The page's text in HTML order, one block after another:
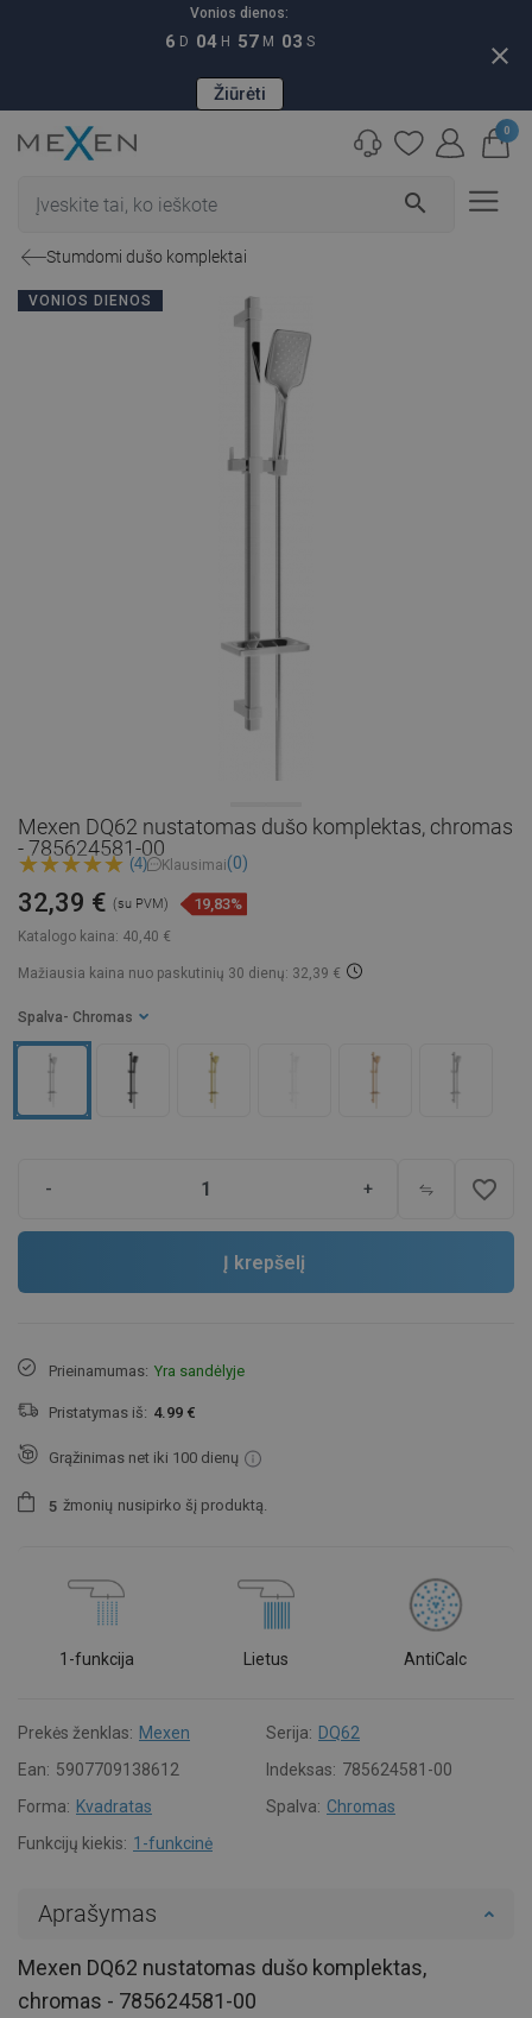
Vonios dienos:
6 D 04 H 57 M 02 S
Žiūrėti
close
search
0
Stumdomi dušo komplektai
VONIOS DIENOS
Mexen DQ62 nustatomas dušo komplektas, chromas
- 785624581-00
(4) Klausimai(0)
Katalogo kaina: 40,40 €
32,39 € (su PVM) 19,83%
Mažiausia kaina nuo paskutinių 30 dienų: 32,39 €
Spalva - Chromas
- + favorite_border
Į krepšelį
Prieinamumas: Yra sandėlyje
Pristatymas iš: 4.99 €
Grąžinimas net iki 100 dienų
5 žmonių nusipirko šį produktą.
1-funkcija Lietus AntiCalc
Prekės ženklas: Mexen Serija: DQ62
Ean: 5907709138612 Indeksas: 785624581-00
Forma: Kvadratas Spalva: Chromas
Funkcijų kiekis: 1-funkcinė
Aprašymas
Mexen DQ62 nustatomas dušo komplektas,
chromas - 785624581-00